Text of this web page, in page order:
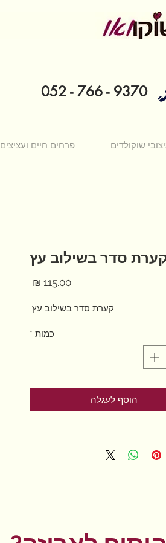
052 - 766 - 9370
פרחים חיים ועציצים שוקולדים
סדר בשילוב עץ
קערת סדר בשילוב עץ
כמות *
הוסף לעגלה